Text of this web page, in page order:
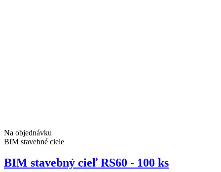
Na objednávku
BIM stavebné ciele
BIM stavebný cieľ RS60 - 100 ks